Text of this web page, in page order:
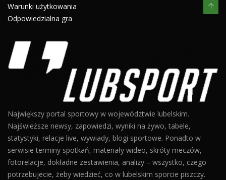
Warunki użytkowania
Odpowiedzialna gra
Największy portal sportowy w województwie lubelskim.
Najświeższe newsy, zapowiedzi, wyniki na żywo, tabele,
statystyki, relacje live, wywiady, blogi sportowe. Ponadto w
serwisie terminy spotkań, materiały wideo, skróty meczów,
fotorelacje, dokładne zestawienia, analizy – wszystko, czego
potrzebujecie, żeby wiedzieć, co w lubelskim sporcie piszczy.